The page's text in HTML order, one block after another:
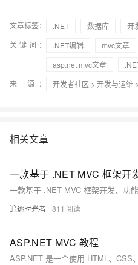
文章标签： .NET 数据库
开
关键词：
.NET编辑 mvc文章
asp.net mvc文章
来 源：
开发者社区 > 开发与运维 >
相关文章
一款基于 .NET MVC 框架开
一款基于 .NET MVC 框架开发、功
追逐时光者 811
ASP.NET MVC 教程